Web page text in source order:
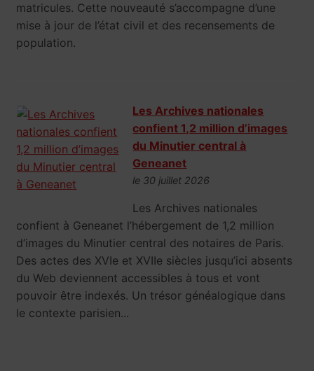
matricules. Cette nouveauté s’accompagne d’une
mise à jour de l’état civil et des recensements de
population.
Les Archives nationales
confient 1,2 million d’images
du Minutier central à
Geneanet
le 30 juillet 2026
Les Archives nationales
confient à Geneanet l’hébergement de 1,2 million
d’images du Minutier central des notaires de Paris.
Des actes des XVIe et XVIIe siècles jusqu’ici absents
du Web deviennent accessibles à tous et vont
pouvoir être indexés. Un trésor généalogique dans
le contexte parisien...